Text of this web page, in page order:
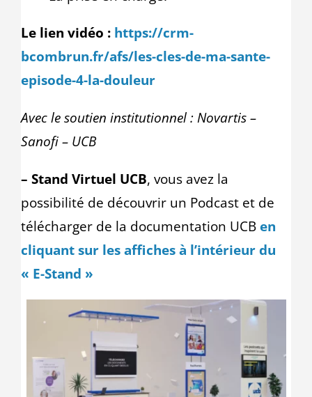
Le lien vidéo : https://crm-
bcombrun.fr/afs/les-cles-de-ma-sante-
episode-4-la-douleur
Avec le soutien institutionnel : Novartis –
Sanofi – UCB
– Stand Virtuel UCB, vous avez la
possibilité de découvrir un Podcast et de
télécharger de la documentation UCB en
cliquant sur les affiches à l’intérieur du
« E-Stand »